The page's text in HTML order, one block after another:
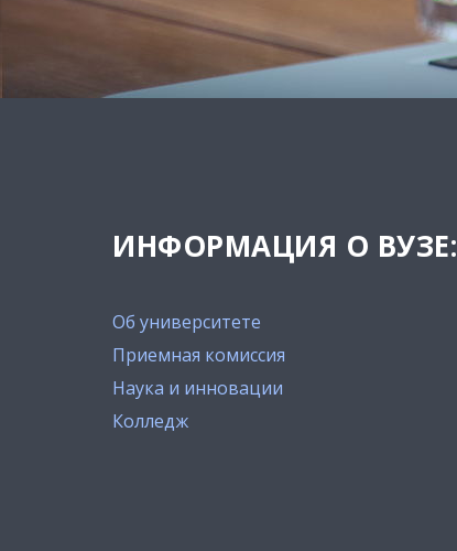
ИНФОРМАЦИЯ О ВУЗЕ:
Об университете
Приемная комиссия
Наука и инновации
Колледж